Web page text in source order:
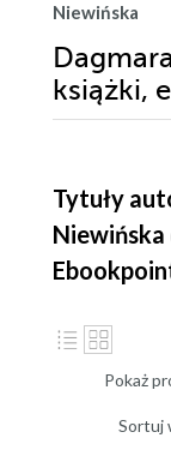
Niewińska
książki,
Tytuły
Pokaż
Sortuj